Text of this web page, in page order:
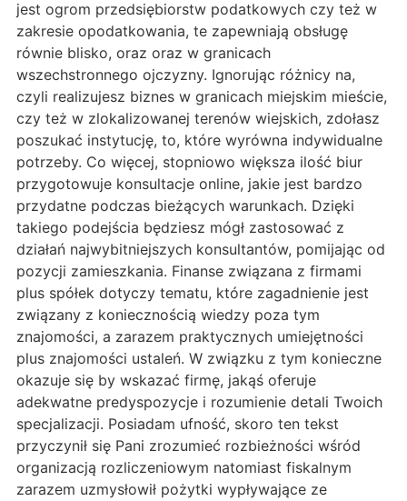
jest ogrom przedsiębiorstw podatkowych czy też w
zakresie opodatkowania, te zapewniają obsługę
równie blisko, oraz oraz w granicach
wszechstronnego ojczyzny. Ignorując różnicy na,
czyli realizujesz biznes w granicach miejskim mieście,
czy też w zlokalizowanej terenów wiejskich, zdołasz
poszukać instytucję, to, które wyrówna indywidualne
potrzeby. Co więcej, stopniowo większa ilość biur
przygotowuje konsultacje online, jakie jest bardzo
przydatne podczas bieżących warunkach. Dzięki
takiego podejścia będziesz mógł zastosować z
działań najwybitniejszych konsultantów, pomijając od
pozycji zamieszkania. Finanse związana z firmami
plus spółek dotyczy tematu, które zagadnienie jest
związany z koniecznością wiedzy poza tym
znajomości, a zarazem praktycznych umiejętności
plus znajomości ustaleń. W związku z tym konieczne
okazuje się by wskazać firmę, jakąś oferuje
adekwatne predyspozycje i rozumienie detali Twoich
specjalizacji. Posiadam ufność, skoro ten tekst
przyczynił się Pani zrozumieć rozbieżności wśród
organizacją rozliczeniowym natomiast fiskalnym
zarazem uzmysłowił pożytki wypływające ze